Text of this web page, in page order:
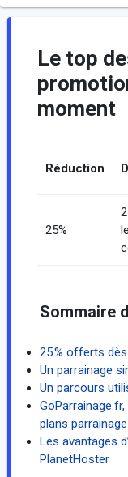
Le top
moment
Réduction
25%
Sommaire
25 % offerts
Un parrainage
Un parcours
plans parrainage
Les avantages
PlanetHoster